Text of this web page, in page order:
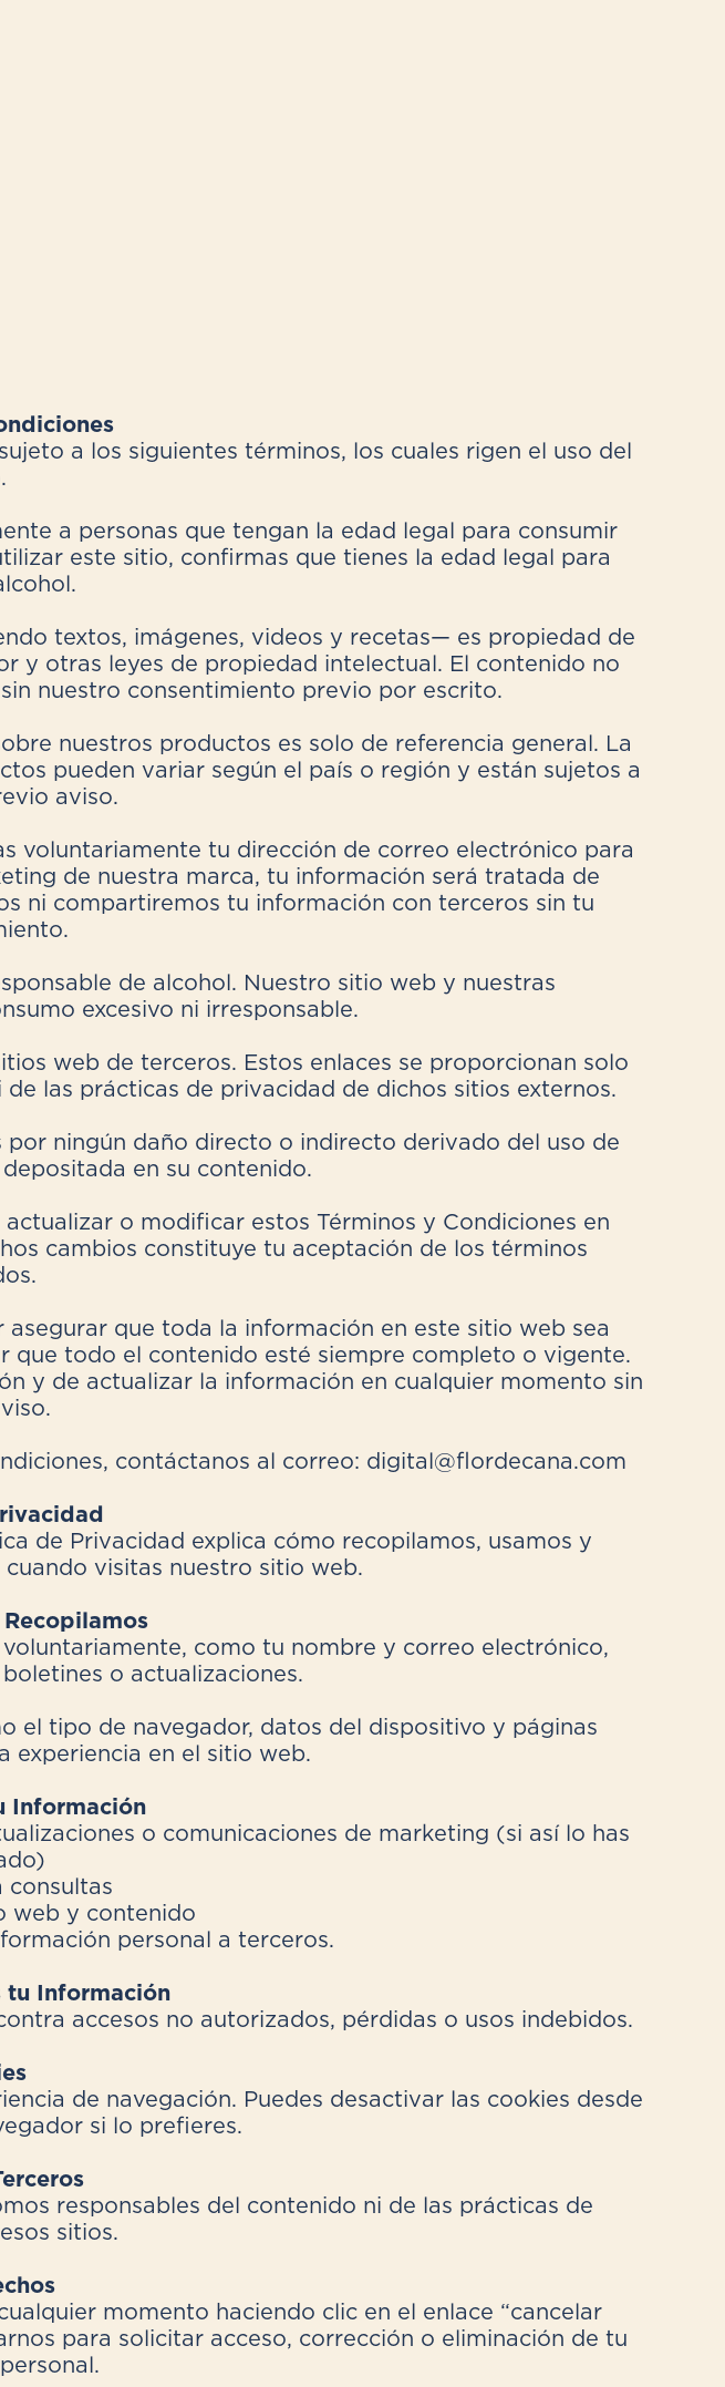
a los siguientes términos, los cuales rigen el uso del
a personas que tengan la edad legal para consumir
este sitio, confirmas que tienes la edad legal para
textos, imágenes, videos y recetas— es propiedad de
y otras leyes de propiedad intelectual. El contenido no
nuestro consentimiento previo por escrito.
nuestros productos es solo de referencia general. La
pueden variar según el país o región y están sujetos a
aviso.
voluntariamente tu dirección de correo electrónico para
de nuestra marca, tu información será tratada de
ni compartiremos tu información con terceros sin tu
de alcohol. Nuestro sitio web y nuestras
excesivo ni irresponsable.
web de terceros. Estos enlaces se proporcionan solo
las prácticas de privacidad de dichos sitios externos.
por ningún daño directo o indirecto derivado del uso de
en su contenido.
o modificar estos Términos y Condiciones en
cambios constituye tu aceptación de los términos
que toda la información en este sitio web sea
que todo el contenido esté siempre completo o vigente.
y de actualizar la información en cualquier momento sin
contáctanos al correo: digital@flordecana.com
de Privacidad explica cómo recopilamos, usamos y
visitas nuestro sitio web.
como tu nombre y correo electrónico,
o actualizaciones.
el tipo de navegador, datos del dispositivo y páginas
experiencia en el sitio web.
Información
o comunicaciones de marketing (si así lo has
consultas
web y contenido
personal a terceros.
tu Información
accesos no autorizados, pérdidas o usos indebidos.
de navegación. Puedes desactivar las cookies desde
si lo prefieres.
responsables del contenido ni de las prácticas de
sitios.
momento haciendo clic en el enlace “cancelar
para solicitar acceso, corrección o eliminación de tu